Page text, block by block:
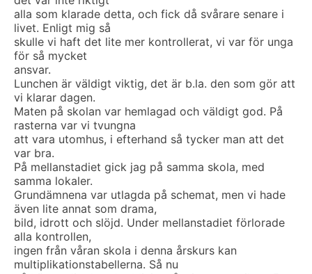
alla som klarade detta, och fick då svårare senare i
livet. Enligt mig så
skulle vi haft det lite mer kontrollerat, vi var för unga
för så mycket
ansvar.
Lunchen är väldigt viktig, det är b.la. den som gör att
vi klarar dagen.
Maten på skolan var hemlagad och väldigt god. På
rasterna var vi tvungna
att vara utomhus, i efterhand så tycker man att det
var bra.
På mellanstadiet gick jag på samma skola, med
samma lokaler.
Grundämnena var utlagda på schemat, men vi hade
även lite annat som drama,
bild, idrott och slöjd. Under mellanstadiet förlorade
alla kontrollen,
ingen från våran skola i denna årskurs kan
multiplikationstabellerna. Så nu